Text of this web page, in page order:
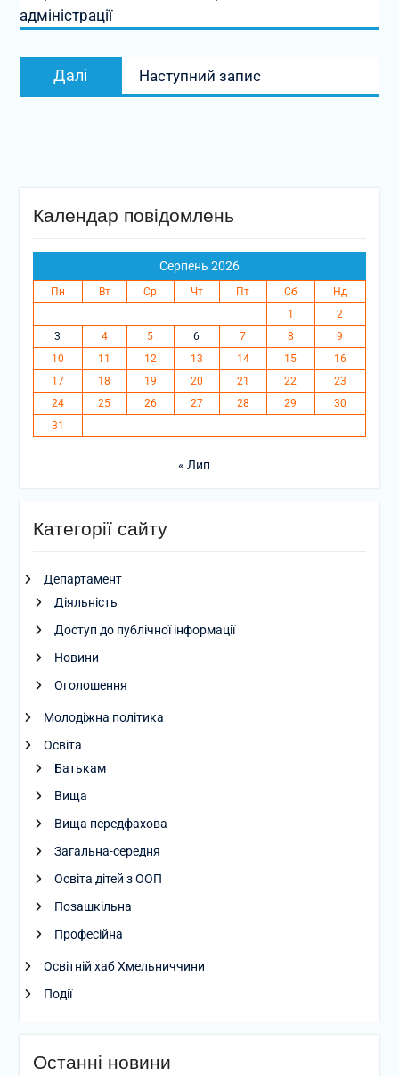
адміністрації
Далі
запис:
Наступний запис
Календар повідомлень
Серпень 2026
Пн Вт Ср Чт Пт Сб
Нд
1
2
3
4 5 6 7 8
9
10
11 12 13 14 15
16
17
18 19 20 21 22
23
24
25 26 27 28 29
30
31
« Лип
Категорії сайту
Департамент
Діяльність
Доступ до публічної інформації
Новини
Оголошення
Молодіжна політика
Освіта
Батькам
Вища
Вища передфахова
Загальна-середня
Освіта дітей з ООП
Позашкільна
Професійна
Освітній хаб Хмельниччини
Події
Останні новини